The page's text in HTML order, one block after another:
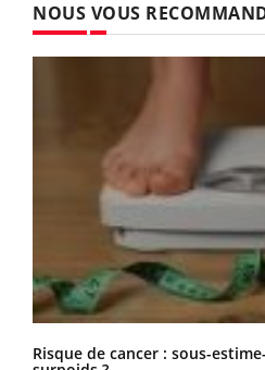
NOUS VOUS
Risque de cancer : sous-